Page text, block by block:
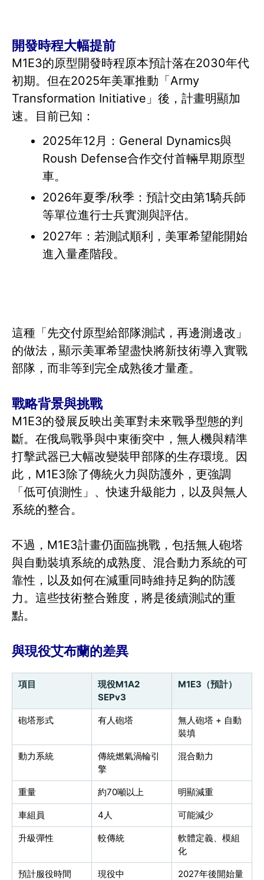
開發時程大幅提前
M1E3的原型開發時程原本預計落在2030年代
初期。但在2025年美軍推動「Army
Transformation Initiative」後，計畫明顯加
速。目前已知：
2025年12月：General Dynamics與
Roush Defense合作交付首輛早期原型
車。
2026年夏季/秋季：預計交由第1騎兵師
等單位進行士兵實測與評估。
2027年：若測試順利，美軍希望能開始
進入量產階段。
這種「先交付原型給部隊測試，再邊測邊改」
的做法，顯示美軍希望盡快將新技術導入實戰
部隊，而非等到完全成熟後才量產。
戰略背景與挑戰
M1E3的發展反映出美軍對未來戰爭型態的判
斷。在俄烏戰爭與中東衝突中，無人機與精準
打擊武器已大幅改變裝甲部隊的生存環境。因
此，M1E3除了傳統火力與防護外，更強調
「低可偵測性」、快速升級能力，以及與無人
系統的整合。
不過，M1E3計畫仍面臨挑戰，包括無人砲塔
與自動裝填系統的成熟度、混合動力系統的可
靠性，以及如何在減重同時維持足夠的防護
力。這些技術整合難度，將是後續測試的重
點。
與現役艾布蘭的差異
項目
現役M1A2
SEPv3
M1E3（預計）
砲塔形式 有人砲塔
無人砲塔 + 自動
裝填
動力系統
傳統燃氣渦輪引
擎
混合動力
重量 約70噸以上 明顯減重
車組員 4人 可能減少
升級彈性 較傳統
軟體定義、模組
化
預計服役時間 現役中
2027年後開始量